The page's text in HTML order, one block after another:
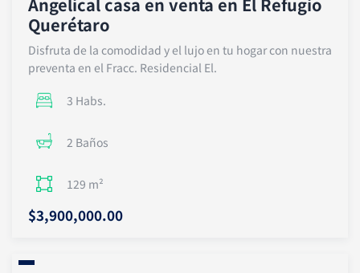
Querétaro
Disfruta de la comodidad y el lujo en tu hogar con nuestra
preventa en el Fracc. Residencial El.
3 Habs.
2 Baños
129 m²
$3,900,000.00